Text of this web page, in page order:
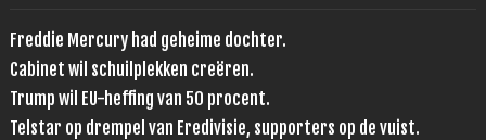
Freddie Mercury had geheime dochter.
Cabinet wil schuilplekken creëren.
Trump wil EU-heffing van 50 procent.
Telstar op drempel van Eredivisie, supporters op de vuist.